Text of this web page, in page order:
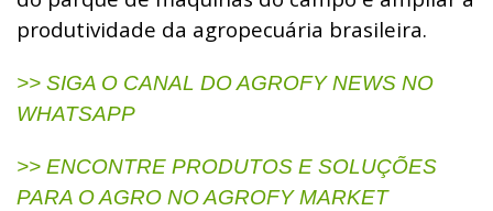
produtividade da agropecuária brasileira.
>> SIGA O CANAL DO AGROFY NEWS NO
WHATSAPP
>> ENCONTRE PRODUTOS E SOLUÇÕES
PARA O AGRO NO AGROFY MARKET